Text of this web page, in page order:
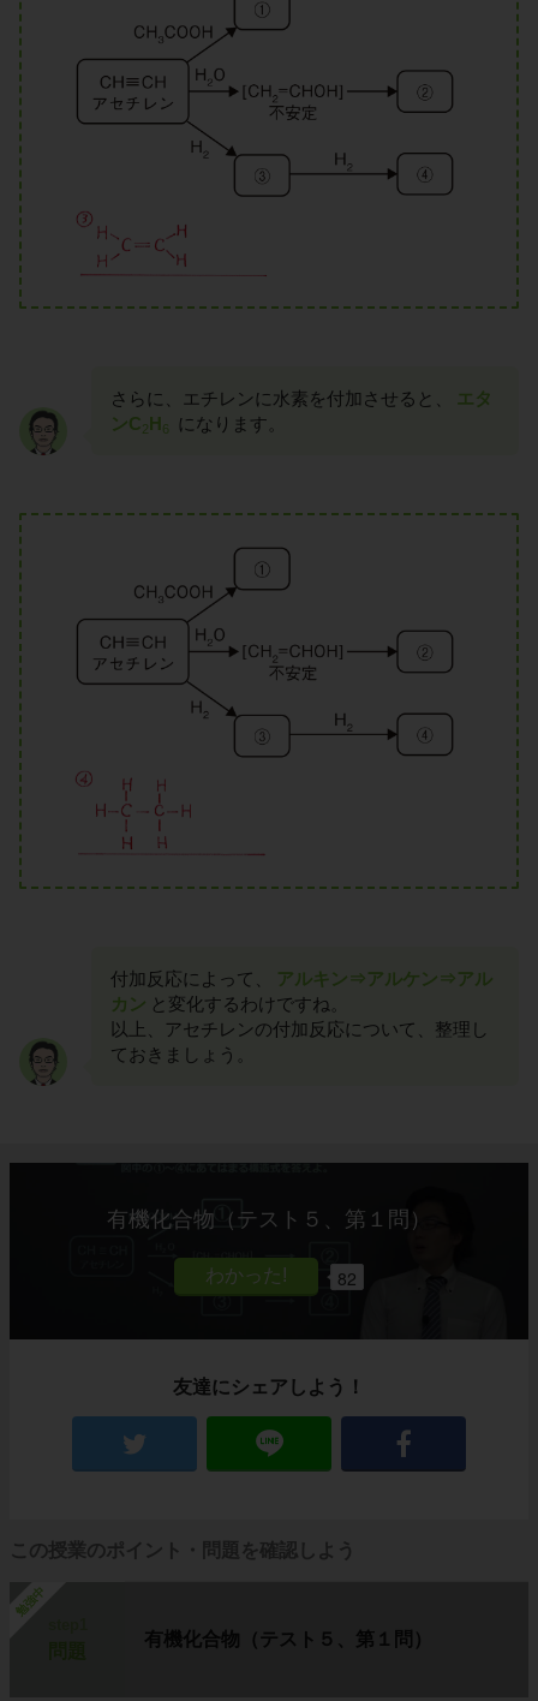
さらに、エチレンに水素を付加させると、
エタ
ンC2H 6 になります。
付加反応によって、
アルキン⇒アルケン⇒アル
カン と変化するわけですね。
以上、アセチレンの付加反応について、整理し
ておきましょう。
有機化合物（テスト５、第１問）
82
友達にシェアしよう！
この授業のポイント・問題を確認しよう
勉強中
有機化合物（テスト５、第１問）